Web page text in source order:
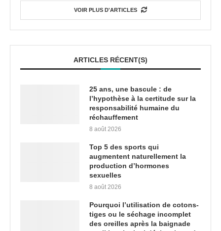
VOIR PLUS D'ARTICLES
ARTICLES RÉCENT(S)
25 ans, une bascule : de
l’hypothèse à la certitude sur la
responsabilité humaine du
réchauffement
8 août 2026
Top 5 des sports qui
augmentent naturellement la
production d’hormones
sexuelles
8 août 2026
Pourquoi l’utilisation de cotons-
tiges ou le séchage incomplet
des oreilles après la baignade